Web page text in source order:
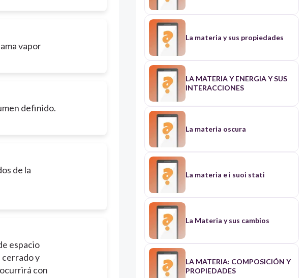
vapor
definido.
de la
espacio
cerrado y
con
La materia y sus propiedades
LA MATERIA Y ENERGIA Y SUS
INTERACCIONES
La materia oscura
La materia e i suoi stati
La Materia y sus cambios
LA MATERIA: COMPOSICIÓN Y
PROPIEDADES